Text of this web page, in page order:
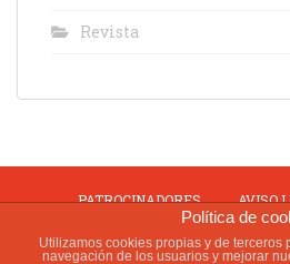
Revista
PATROCINADORES AVISO
PRIVACIDAD
Política de
Utilizamos cookies propias y de terceros
navegación de los usuarios y mejorar